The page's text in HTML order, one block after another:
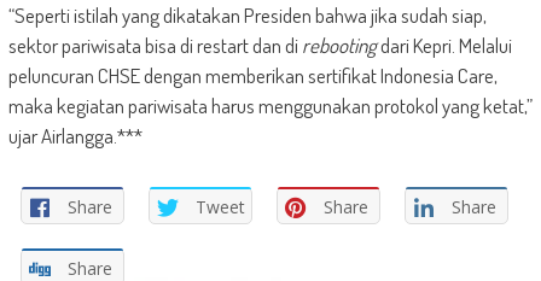
“Seperti istilah yang dikatakan Presiden bahwa jika sudah siap,
sektor pariwisata bisa di restart dan direbootingdari Kepri. Melalui
peluncuran CHSE dengan memberikan sertifikat Indonesia Care,
maka kegiatan pariwisata harus menggunakan protokol yang ketat,”
ujar Airlangga.***
Share Tweet Share Share
Share